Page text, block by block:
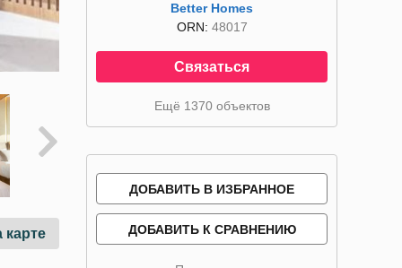
карте
Better Homes
ORN: 48017
Связаться
Ещё 1370 объектов
ДОБАВИТЬ В ИЗБРАННОЕ
ДОБАВИТЬ К СРАВНЕНИЮ